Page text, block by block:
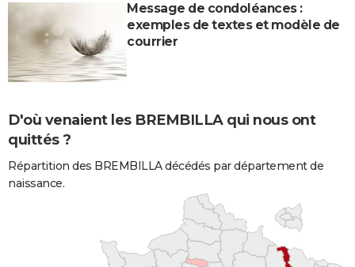
Message de condoléances :
exemples de textes et modèle de
courrier
D'où venaient les BREMBILLA qui nous ont
quittés ?
Répartition des BREMBILLA décédés par département de
naissance.